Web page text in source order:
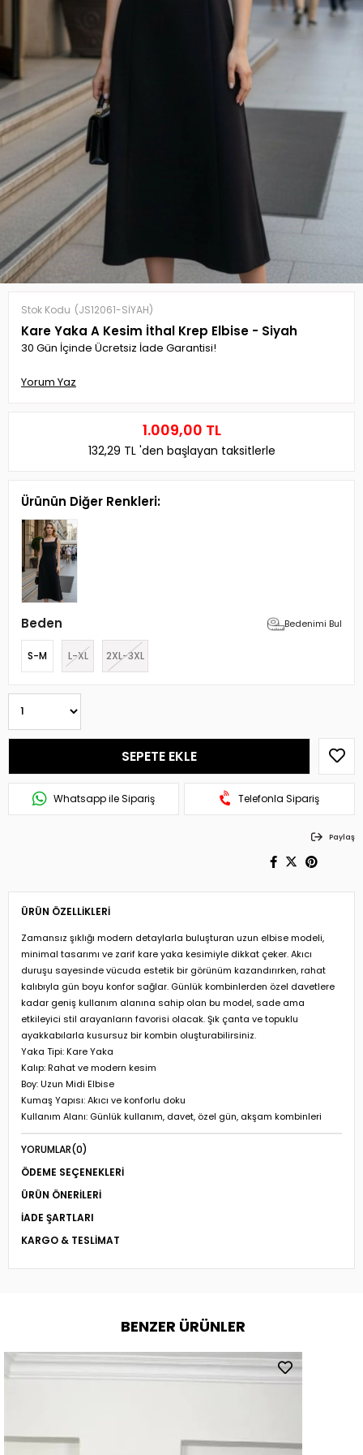
Stok Kodu (JS12061-SİYAH)
Kare Yaka A Kesim İthal Krep Elbise - Siyah
30 Gün İçinde Ücretsiz İade Garantisi!
Yorum Yaz
1.009,00 TL
132,29 TL 'den başlayan taksitlerle
Ürünün Diğer Renkleri:
Beden Bedenimi Bul
S-M L-XL 2XL-3XL
Whatsapp ile Sipariş Telefonla Sipariş
Paylaş
ÜRÜN ÖZELLIKLERI
Zamansız şıklığı modern detaylarla buluşturan uzun elbise modeli,
minimal tasarımı ve zarif kare yaka kesimiyle dikkat çeker. Akıcı
duruşu sayesinde vücuda estetik bir görünüm kazandırırken, rahat
kalıbıyla gün boyu konfor sağlar. Günlük kombinlerden özel davetlere
kadar geniş kullanım alanına sahip olan bu model, sade ama
etkileyici stil arayanların favorisi olacak. Şık çanta ve topuklu
ayakkabılarla kusursuz bir kombin oluşturabilirsiniz.
Yaka Tipi: Kare Yaka
Kalıp: Rahat ve modern kesim
Boy: Uzun Midi Elbise
Kumaş Yapısı: Akıcı ve konforlu doku
Kullanım Alanı: Günlük kullanım, davet, özel gün, akşam kombinleri
YORUMLAR(0)
ÖDEME SEÇENEKLERI
ÜRÜN ÖNERILERI
İADE ŞARTLARI
KARGO & TESLIMAT
BENZER ÜRÜNLER